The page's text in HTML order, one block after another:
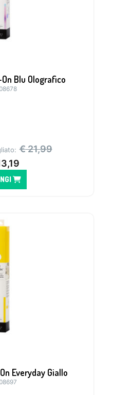
Blu Olografico
€21,99
Everyday Giallo